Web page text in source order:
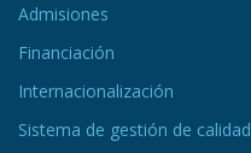
Admisiones
Financiación
Internacionalización
Sistema de gestión de calidad